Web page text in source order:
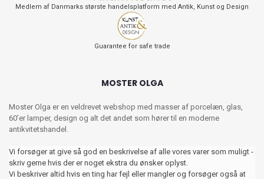
Medlem af Danmarks største handelsplatform med Antik, Kunst og Design
Guarantee for safe trade
MOSTER OLGA
Moster Olga er en veldrevet webshop med masser af porcelæn, glas,
60’er lamper, design og alt det andet som hører til en moderne
antikvitetshandel.
Vi forsøger at give så god en beskrivelse af alle vores varer som muligt -
skriv gerne hvis der er noget ekstra du ønsker oplyst.
Vi beskriver altid hvis en ting har fejl eller mangler og forsøger også at